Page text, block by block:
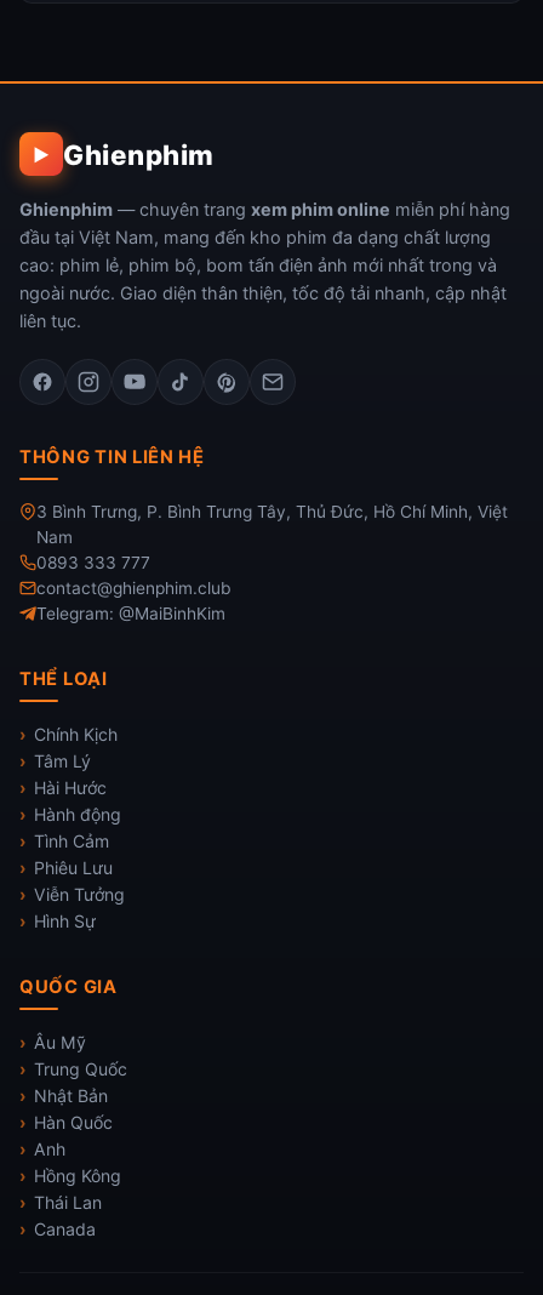
▶ Ghienphim
Ghienphim — chuyên trang xem phim online miễn phí hàng
đầu tại Việt Nam, mang đến kho phim đa dạng chất lượng
cao: phim lẻ, phim bộ, bom tấn điện ảnh mới nhất trong và
ngoài nước. Giao diện thân thiện, tốc độ tải nhanh, cập nhật
liên tục.
THÔNG TIN LIÊN HỆ
3 Bình Trưng, P. Bình Trưng Tây, Thủ Đức, Hồ Chí Minh, Việt
Nam
0893 333 777
contact@ghienphim.club
Telegram: @MaiBinhKim
THỂ LOẠI
Chính Kịch
Tâm Lý
Hài Hước
Hành động
Tình Cảm
Phiêu Lưu
Viễn Tưởng
Hình Sự
QUỐC GIA
Âu Mỹ
Trung Quốc
Nhật Bản
Hàn Quốc
Anh
Hồng Kông
Thái Lan
Canada